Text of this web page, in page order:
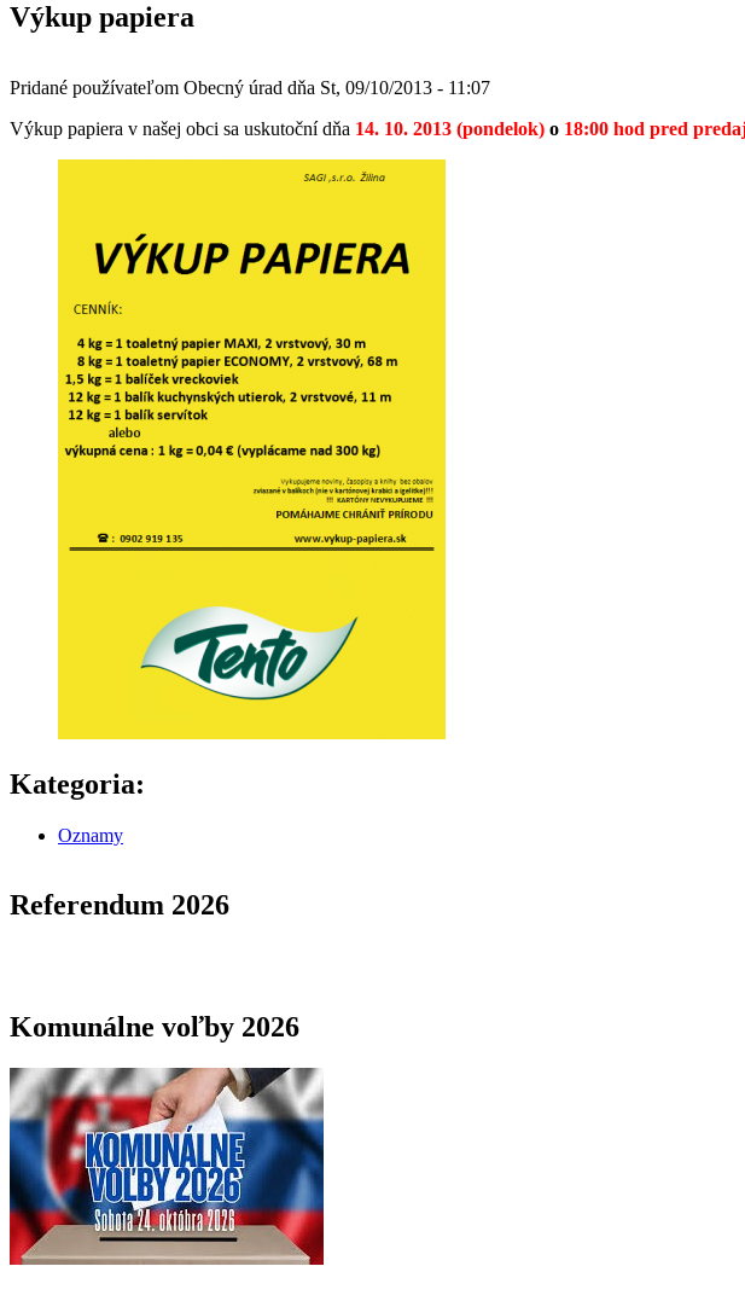
Výkup papiera
Pridané používateľom Obecný úrad dňa St, 09/10/2013 - 11:07
Výkup papiera v našej obci sa uskutoční dňa 14. 10. 2013 (pondelok) o 18:00 hod pred
Kategoria:
Oznamy
Referendum 2026
Komunálne voľby 2026